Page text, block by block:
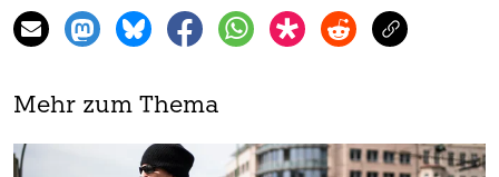
Mehr zum Thema